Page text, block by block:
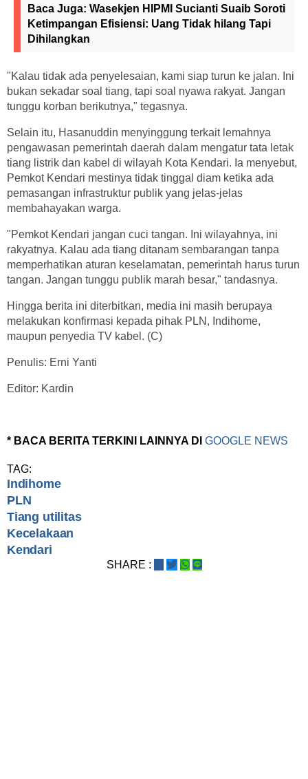
Baca Juga: Wasekjen HIPMI Sucianti Suaib Soroti
Ketimpangan Efisiensi: Uang Tidak hilang Tapi
Dihilangkan
"Kalau tidak ada penyelesaian, kami siap turun ke jalan. Ini
bukan sekadar soal tiang, tapi soal nyawa rakyat. Jangan
tunggu korban berikutnya," tegasnya.
Selain itu, Hasanuddin menyinggung terkait lemahnya
pengawasan pemerintah daerah dalam mengatur tata letak
tiang listrik dan kabel di wilayah Kota Kendari. Ia menyebut,
Pemkot Kendari mestinya tidak tinggal diam ketika ada
pemasangan infrastruktur publik yang jelas-jelas
membahayakan warga.
"Pemkot Kendari jangan cuci tangan. Ini wilayahnya, ini
rakyatnya. Kalau ada tiang ditanam sembarangan tanpa
memperhatikan aturan keselamatan, pemerintah harus turun
tangan. Jangan tunggu publik marah besar," tandasnya.
Hingga berita ini diterbitkan, media ini masih berupaya
melakukan konfirmasi kepada pihak PLN, Indihome,
maupun penyedia TV kabel. (C)
Penulis: Erni Yanti
Editor: Kardin
* BACA BERITA TERKINI LAINNYA DI GOOGLE NEWS
TAG:
Indihome
PLN
Tiang utilitas
Kecelakaan
Kendari
SHARE :